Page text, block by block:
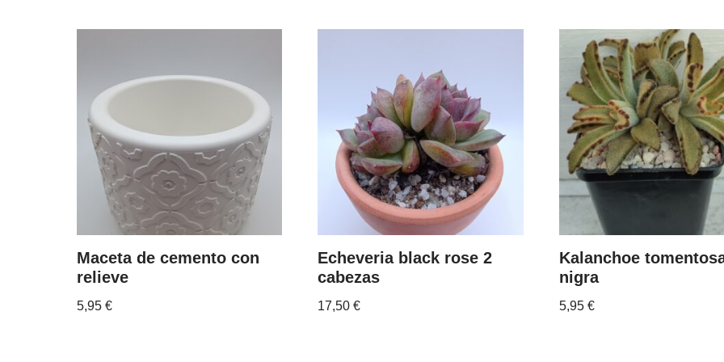
Maceta de cemento con
relieve
5,95 €
Echeveria black rose 2
cabezas
17,50€
Kalanchoe
nigra
5,95 €